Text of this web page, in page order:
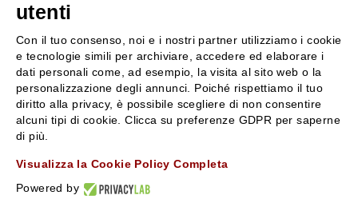
SERVIZIO CLIENTI
Resi e rimborsi
Pagamenti
Spedizione
Condizioni generali di vendita
Privacy Policy
Chi siamo
Contattaci
Negozi
Attiva la Rossi Card
Lavora con noi
utenti
Con il tuo consenso, noi e i nostri partner utilizziamo i cookie
e tecnologie simili per archiviare, accedere ed elaborare i
dati personali come, ad esempio, la visita al sito web o la
personalizzazione degli annunci. Poiché rispettiamo il tuo
diritto alla privacy, è possibile scegliere di non consentire
alcuni tipi di cookie. Clicca su preferenze GDPR per saperne
di più.
Visualizza la Cookie Policy Completa
Powered by